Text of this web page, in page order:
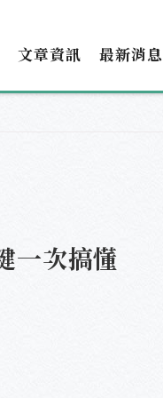
文章資訊 最新消息
一次搞懂